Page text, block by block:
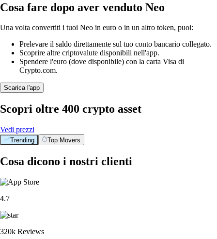
Cosa fare dopo aver venduto Neo
Una volta convertiti i tuoi Neo in euro o in un altro token, puoi:
Prelevare il saldo direttamente sul tuo conto bancario collegato.
Scoprire altre criptovalute disponibili nell'app.
Spendere l'euro (dove disponibile) con la carta Visa di
Crypto.com.
Scarica l'app
Scopri oltre 400 crypto asset
Vedi prezzi
Trending Top Movers
Cosa dicono i nostri clienti
4.7
320k Reviews